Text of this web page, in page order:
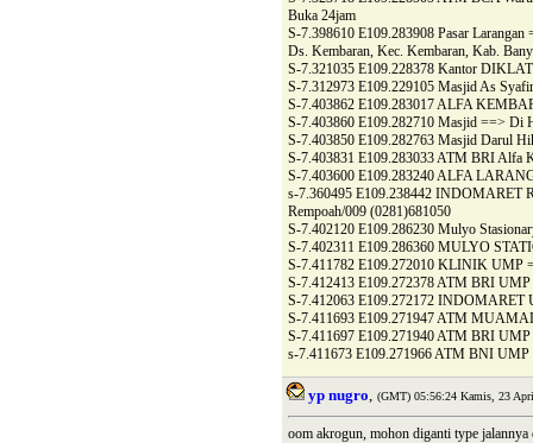
Buka 24jam
S-7.398610 E109.283908 Pasar Larangan
Ds. Kembaran, Kec. Kembaran, Kab.
S-7.321035 E109.228378 Kantor
S-7.312973 E109.229105 Masjid As
S-7.403862 E109.283017 ALFA
S-7.403860 E109.282710 Masjid ==> Di
S-7.403850 E109.282763 Masjid Darul
S-7.403831 E109.283033 ATM BRI Alfa
S-7.403600 E109.283240 ALFA
s-7.360495 E109.238442 INDOMARET
Rempoah/009 (0281)681050
S-7.402120 E109.286230 Mulyo
S-7.402311 E109.286360 MULYO
S-7.411782 E109.272010 KLINIK UMP
S-7.412413 E109.272378 ATM BRI UMP
S-7.412063 E109.272172 INDOMARET
S-7.411693 E109.271947 ATM
S-7.411697 E109.271940 ATM BRI UMP
s-7.411673 E109.271966 ATM BNI UMP
yp nugro, (GMT) 05:56:24 Kamis, 23
oom akrogun, mohon diganti type